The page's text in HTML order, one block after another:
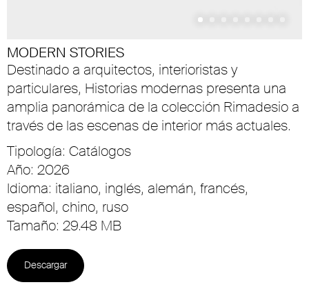
MODERN STORIES
Destinado a arquitectos, interioristas y
particulares, Historias modernas presenta una
amplia panorámica de la colección Rimadesio a
través de las escenas de interior más actuales.
Tipología: Catálogos
Año: 2026
Idioma: italiano, inglés, alemán, francés,
español, chino, ruso
Tamaño: 29.48 MB
Descargar